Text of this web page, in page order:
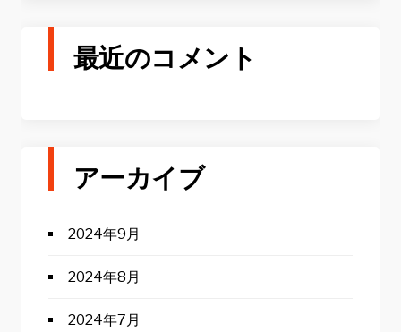
最近のコメント
アーカイブ
2024年9月
2024年8月
2024年7月